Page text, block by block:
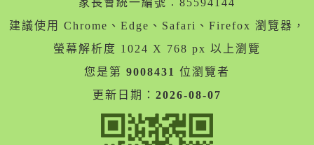
家長會統一編號︰85594144
建議使用 Chrome、Edge、Safari、Firefox 瀏覽器，
螢幕解析度 1024 X 768 px 以上瀏覽
您是第 9008431 位瀏覽者
更新日期： 2026-08-07